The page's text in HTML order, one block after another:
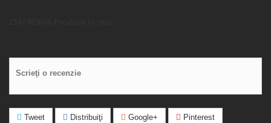
Scrieţi o recenzie
Tweet Distribuiţi Google+ Pinterest